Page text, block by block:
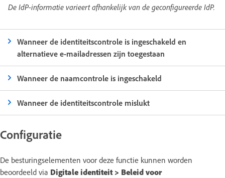
De IdP-informatie varieert afhankelijk van de geconfigureerde IdP.
Wanneer de identiteitscontrole is ingeschakeld en
alternatieve e-mailadressen zijn toegestaan
Wanneer de naamcontrole is ingeschakeld
Wanneer de identiteitscontrole mislukt
Configuratie
De besturingselementen voor deze functie kunnen worden
beoordeeld via Digitale identiteit > Beleid voor